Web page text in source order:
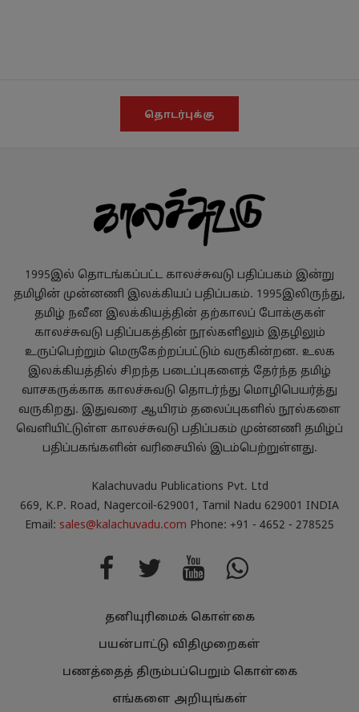
தொடர்புக்கு
1995இல் தொடங்கப்பட்ட காலச்சுவடு பதிப்பகம் இன்று
தமிழின் முன்னணி இலக்கியப் பதிப்பகம். 1995இலிருந்து,
தமிழ் நவீன இலக்கியத்தின் தற்காலப் போக்குகள்
காலச்சுவடு பதிப்பகத்தின் நூல்களிலும் இதழிலும்
உருப்பெற்றும் மெருகேற்றப்பட்டும் வருகின்றன. உலக
இலக்கியத்தில் சிறந்த படைப்புகளைத் தேர்ந்த தமிழ்
வாசகருக்காக காலச்சுவடு தொடர்ந்து மொழிபெயர்த்து
வருகிறது. இதுவரை ஆயிரம் தலைப்புகளில் நூல்களை
வெளியிட்டுள்ள காலச்சுவடு பதிப்பகம் முன்னணி தமிழ்ப்
பதிப்பகங்களின் வரிசையில் இடம்பெற்றுள்ளது.
Kalachuvadu Publications Pvt. Ltd
669, K.P. Road, Nagercoil-629001, Tamil Nadu 629001 INDIA
Email: sales@kalachuvadu.com Phone: +91 - 4652 - 278525
தனியுரிமைக் கொள்கை
பயன்பாட்டு விதிமுறைகள்
பணத்தைத் திரும்பப்பெறும் கொள்கை
எங்களை அறியுங்கள்